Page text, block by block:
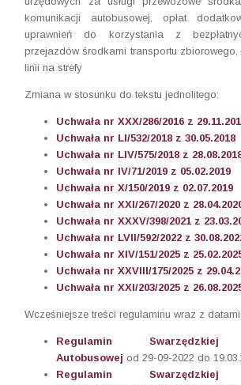
komunikacji autobusowej, opłat
uprawnień do korzystania z
przejazdów środkami transportu zbiorowego,
linii na strefy
Zmiana w stosunku do tekstu jednolitego:
Uchwała nr XXX/286/2016 z
Uchwała nr LI/532/2018 z 30.05.2018
Uchwała nr LIV/575/2018 z
Uchwała nr IV/71/2019 z 05.02.2019
Uchwała nr X/150/2019 z 02.07.2019
Uchwała nr XXI/267/2020 z
Uchwała nr XXXV/398/2021 z
Uchwała nr LVII/592/2022 z
Uchwała nr XIV/151/2025 z
Uchwała nr XXVIII/175/2025 z
Uchwała nr XXI/203/2025 z
Wcześniejsze treści regulaminu wraz z
Regulamin Swarzędzkiej
Autobusowej od 29-09-2022 do
Regulamin Swarzędzkiej